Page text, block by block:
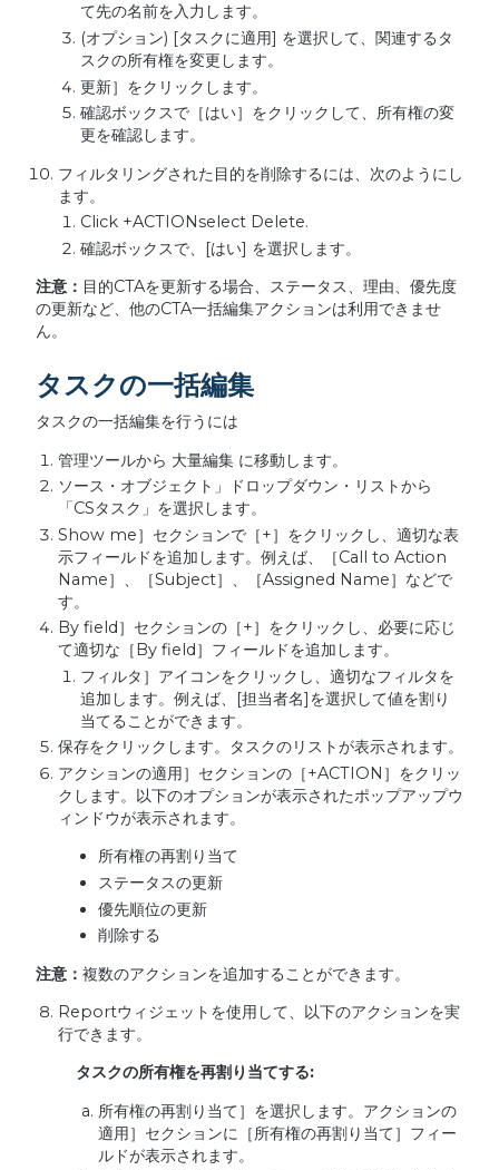
て先の名前を入力します。
(オプション) [タスクに適用] を選択して、関連するタ
スクの所有権を変更します。
更新］をクリックします。
確認ボックスで［はい］をクリックして、所有権の変
更を確認します。
フィルタリングされた目的を削除するには、次のようにし
ます。
Click +ACTIONselect Delete.
確認ボックスで、[はい] を選択します。
注意： 目的CTAを更新する場合、ステータス、理由、優先度
の更新など、他のCTA一括編集アクションは利用できませ
ん。
タスクの一括編集
タスクの一括編集を行うには
管理ツールから 大量編集 に移動します。
ソース・オブジェクト」ドロップダウン・リストから
「CSタスク」を選択します。
Show me］セクションで［+］をクリックし、適切な表
示フィールドを追加します。例えば、［Call to Action
Name］、［Subject］、［Assigned Name］などで
す。
By field］セクションの［+］をクリックし、必要に応じ
て適切な［By field］フィールドを追加します。
フィルタ］アイコンをクリックし、適切なフィルタを
追加します。例えば、[担当者名]を選択して値を割り
当てることができます。
保存をクリックします。タスクのリストが表示されます。
アクションの適用］セクションの［+ACTION］をクリッ
クします。以下のオプションが表示されたポップアップウ
ィンドウが表示されます。
所有権の再割り当て
ステータスの更新
優先順位の更新
削除する
注意： 複数のアクションを追加することができます。
Reportウィジェットを使用して、以下のアクションを実
行できます。
タスクの所有権を再割り当てする:
所有権の再割り当て］を選択します。アクションの
適用］セクションに［所有権の再割り当て］フィー
ルドが表示されます。